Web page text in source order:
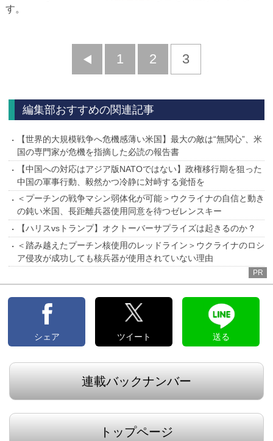
す。
前
1 2 3
編集部おすすめの関連記事
【世界的大規模戦争へ危機感薄い米国】最大の敵は“無関心”、米
国の専門家が危機を指摘した必読の報告書
【中国への対応はアジア版NATOではない】政権移行期を狙った
中国の軍事行動、毅然かつ冷静に対峙する覚悟を
＜プーチンの戦争マシン弱体化が可能＞ウクライナの自信と動き
の鈍い米国、長距離兵器使用同意を待つゼレンスキー
【ハリスvsトランプ】オクトーバーサプライズは起きるのか？
＜踏み越えたプーチン核使用のレッドライン＞ウクライナのロシ
ア侵攻が成功しても核兵器が使用されていない理由
PR
シェア ツイート 送る
連載バックナンバー
トップページ